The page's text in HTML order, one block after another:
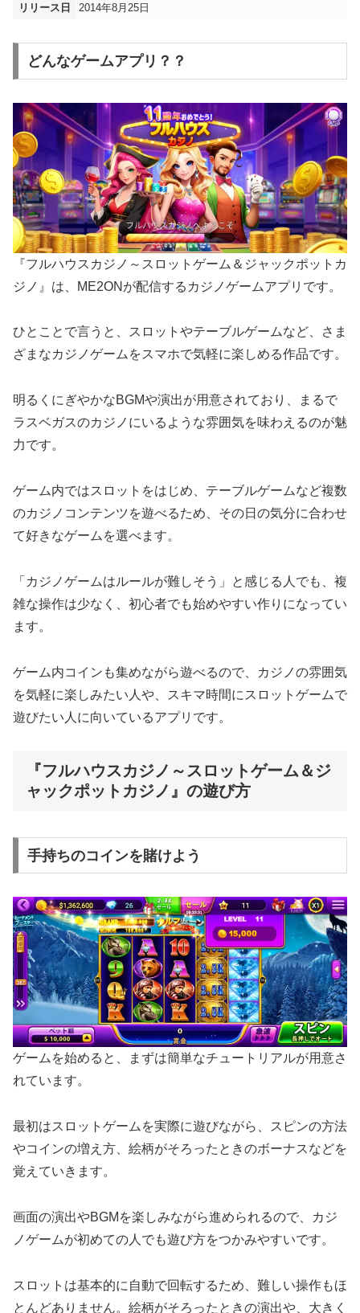
リリース日 2014年8月25日
どんなゲームアプリ？？
『フルハウスカジノ～スロットゲーム＆ジャックポットカ
ジノ』は、ME2ONが配信するカジノゲームアプリです。
ひとことで言うと、スロットやテーブルゲームなど、さま
ざまなカジノゲームをスマホで気軽に楽しめる作品です。
明るくにぎやかなBGMや演出が用意されており、まるで
ラスベガスのカジノにいるような雰囲気を味わえるのが魅
力です。
ゲーム内ではスロットをはじめ、テーブルゲームなど複数
のカジノコンテンツを遊べるため、その日の気分に合わせ
て好きなゲームを選べます。
「カジノゲームはルールが難しそう」と感じる人でも、複
雑な操作は少なく、初心者でも始めやすい作りになってい
ます。
ゲーム内コインも集めながら遊べるので、カジノの雰囲気
を気軽に楽しみたい人や、スキマ時間にスロットゲームで
遊びたい人に向いているアプリです。
『フルハウスカジノ～スロットゲーム＆ジ
ャックポットカジノ』の遊び方
手持ちのコインを賭けよう
ゲームを始めると、まずは簡単なチュートリアルが用意さ
れています。
最初はスロットゲームを実際に遊びながら、スピンの方法
やコインの増え方、絵柄がそろったときのボーナスなどを
覚えていきます。
画面の演出やBGMを楽しみながら進められるので、カジ
ノゲームが初めての人でも遊び方をつかみやすいです。
スロットは基本的に自動で回転するため、難しい操作もほ
とんどありません。絵柄がそろったときの演出や、大きく